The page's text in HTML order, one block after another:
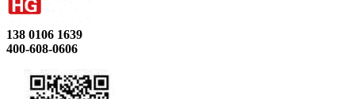
138 0106 1639
400-608-0606